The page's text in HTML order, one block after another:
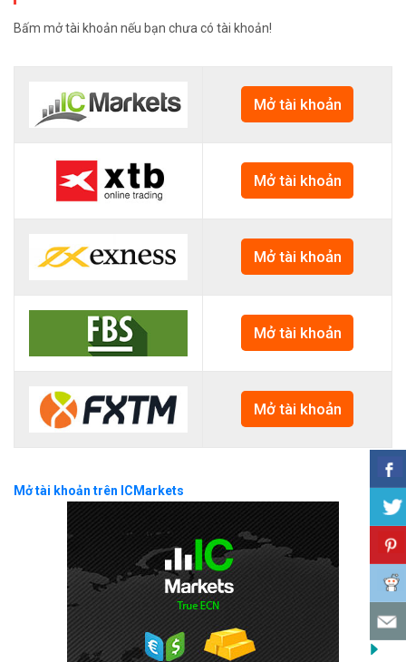
Bấm mở tài khoản nếu bạn chưa có tài khoản!
Mở tài khoản
Mở tài khoản
Mở tài khoản
Mở tài khoản
Mở tài khoản
Mở tài khoản trên ICMarkets